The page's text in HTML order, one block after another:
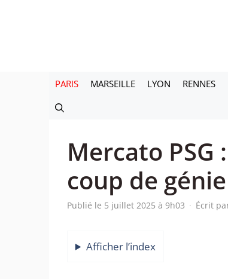
PARIS MARSEILLE LYON RENNES
Mercato PSG
coup de
Publié le 5 juillet 2025 à 9h03 · Écrit
Afficher l’index